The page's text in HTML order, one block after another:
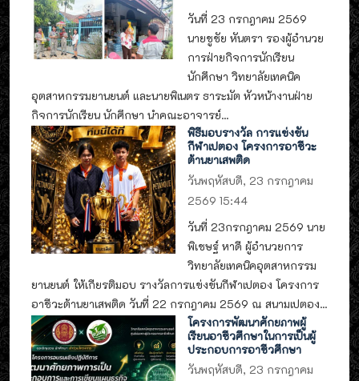
วันที่ 23 กรกฎาคม 2569
นายชูชัย หันตรา รองผู้อำนวย
การฝ่ายกิจการนักเรียน
นักศึกษา วิทยาลัยเทคนิค
อุตสาหกรรมยานยนต์ และนายพิเนตร ธาระมัต หัวหน้างานฝ่าย
กิจการนักเรียน นักศึกษา นำคณะอาจารย์...
พิธีมอบรางวัล การแข่งขัน
กีฬาเปตอง โครงการอาชีวะ
ต้านยาเสพติด
วันพฤหัสบดี, 23 กรกฎาคม
2569 15:44
วันที่ 23กรกฎาคม 2569 นาย
พิเชษฐ์ หาดี ผู้อำนวยการ
วิทยาลัยเทคนิคอุตสาหกรรม
ยานยนต์ ให้เกียรติมอบ รางวัลการแข่งขันกีฬาเปตอง โครงการ
อาชีวะต้านยาเสพติด วันที่ 22 กรกฎาคม 2569 ณ สนามเปตอง...
โครงการพัฒนาศักยภาพผู้
เรียนอาชีวศึกษาในการเป็นผู้
ประกอบการอาชีวศึกษา
วันพฤหัสบดี, 23 กรกฎาคม